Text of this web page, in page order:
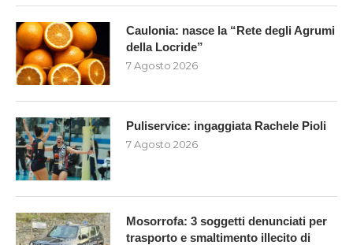
Caulonia: nasce la “Rete degli Agrumi
della Locride”
7 Agosto 2026
Puliservice: ingaggiata Rachele Pioli
7 Agosto 2026
Mosorrofa: 3 soggetti denunciati per
trasporto e smaltimento illecito di